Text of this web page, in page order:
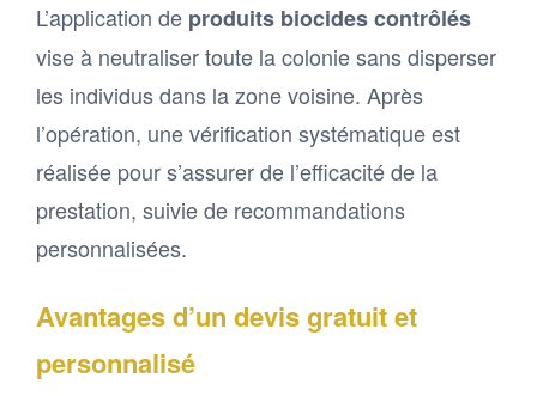
L’application de produits biocides contrôlés
vise à neutraliser toute la colonie sans disperser
les individus dans la zone voisine. Après
l’opération, une vérification systématique est
réalisée pour s’assurer de l’efficacité de la
prestation, suivie de recommandations
personnalisées.
Avantages d’un devis gratuit et
personnalisé